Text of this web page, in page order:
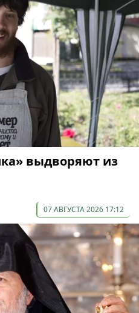
выдворяют из
07 АВГУСТА 2026 17:12